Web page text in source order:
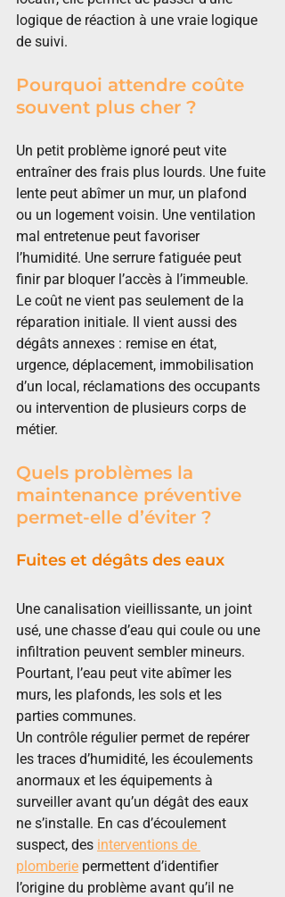
logique de réaction à une vraie logique
de suivi.
Pourquoi attendre coûte
souvent plus cher ?
Un petit problème ignoré peut vite
entraîner des frais plus lourds. Une fuite
lente peut abîmer un mur, un plafond
ou un logement voisin. Une ventilation
mal entretenue peut favoriser
l’humidité. Une serrure fatiguée peut
finir par bloquer l’accès à l’immeuble.
Le coût ne vient pas seulement de la
réparation initiale. Il vient aussi des
dégâts annexes : remise en état,
urgence, déplacement, immobilisation
d’un local, réclamations des occupants
ou intervention de plusieurs corps de
métier.
Quels problèmes la
maintenance préventive
permet-elle d’éviter ?
Fuites et dégâts des eaux
Une canalisation vieillissante, un joint
usé, une chasse d’eau qui coule ou une
infiltration peuvent sembler mineurs.
Pourtant, l’eau peut vite abîmer les
murs, les plafonds, les sols et les
parties communes.
Un contrôle régulier permet de repérer
les traces d’humidité, les écoulements
anormaux et les équipements à
surveiller avant qu’un dégât des eaux
ne s’installe. En cas d’écoulement
suspect, des interventions de
plomberie permettent d’identifier
l’origine du problème avant qu’il ne